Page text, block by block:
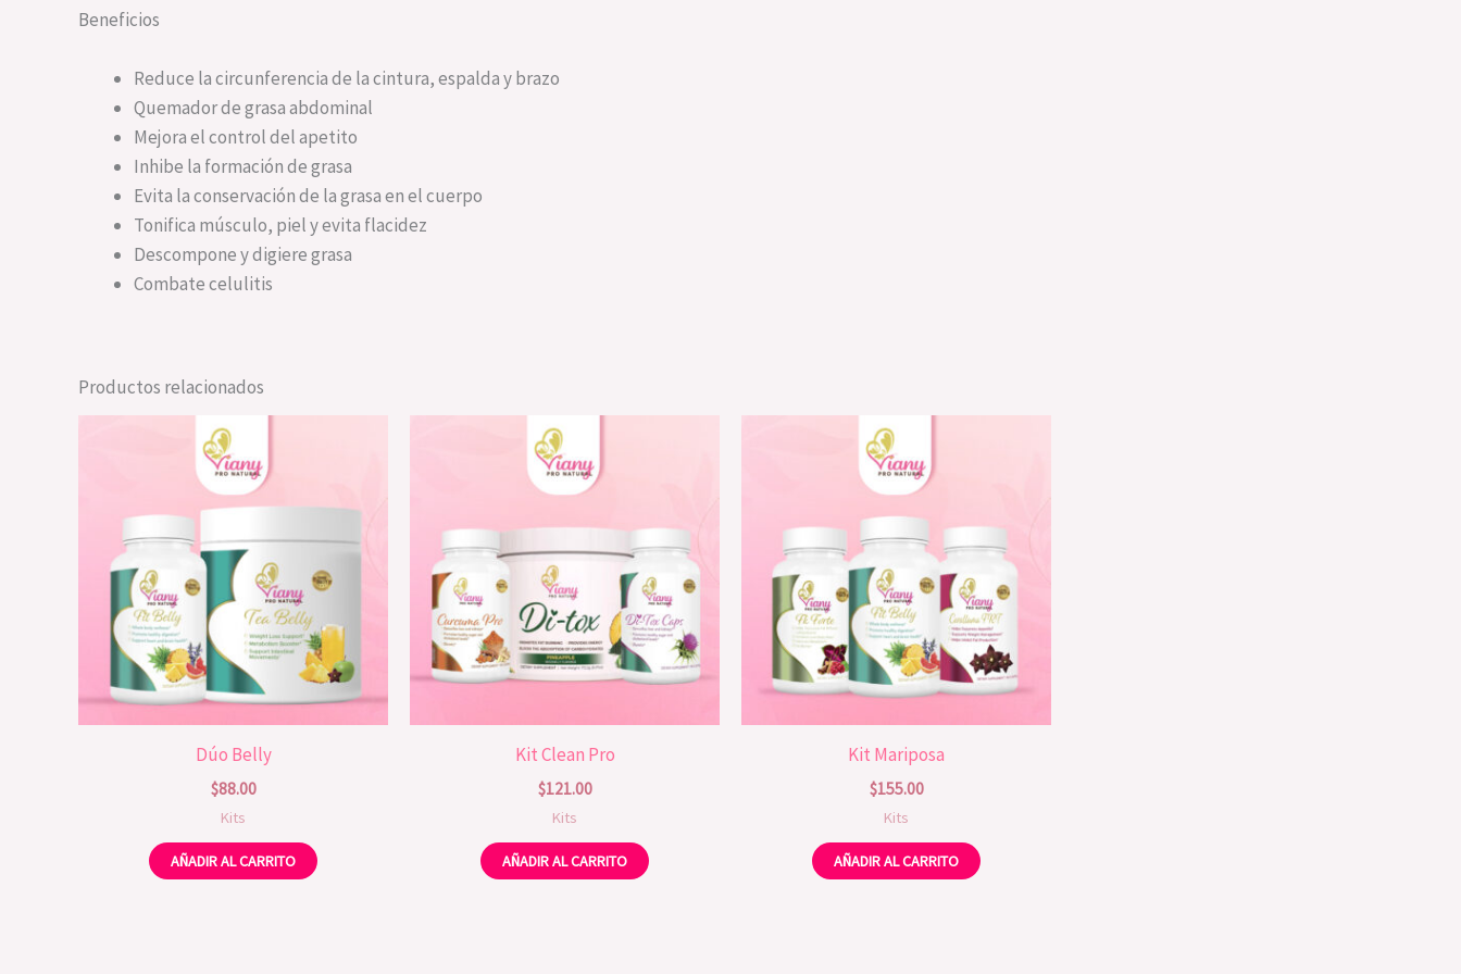
Beneficios
Reduce la circunferencia de la cintura, espalda y brazo
Quemador de grasa abdominal
Mejora el control del apetito
Inhibe la formación de grasa
Evita la conservación de la grasa en el cuerpo
Tonifica músculo, piel y evita flacidez
Descompone y digiere grasa
Combate celulitis
Productos relacionados
Dúo Belly
$88.00
Kits
AÑADIR AL CARRITO
Kit Clean Pro
$121.00
Kits
AÑADIR AL CARRITO
Kit Mariposa
$155.00
Kits
AÑADIR AL CARRITO